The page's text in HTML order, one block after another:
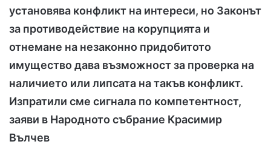
установява конфликт на интереси, но Законът
за противодействие на корупцията и
отнемане на незаконно придобитото
имущество дава възможност за проверка на
наличието или липсата на такъв конфликт.
Изпратили сме сигнала по компетентност,
заяви в Народното събрание Красимир
Вълчев